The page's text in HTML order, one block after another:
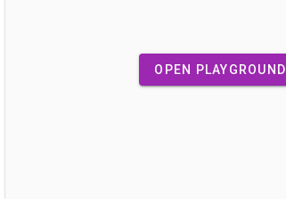
OPEN PLAYGROUND